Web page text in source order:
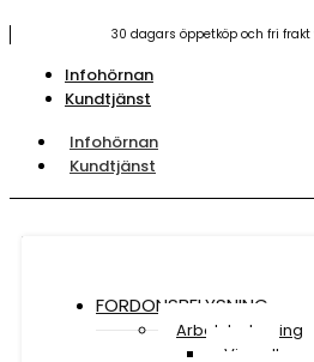
30 dagars öppetköp och fri
Infohörnan
Kundtjänst
Infohörnan
Kundtjänst
FORDONSBELYSNING
Arbetsbelysning
Visa all